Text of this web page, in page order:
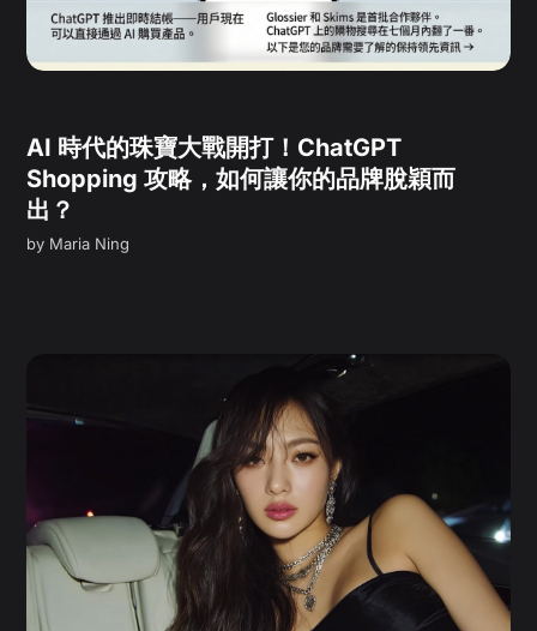
AI 時代的珠寶大戰開打！ChatGPT
Shopping 攻略，如何讓你的品牌脫穎而
出？
by Maria Ning